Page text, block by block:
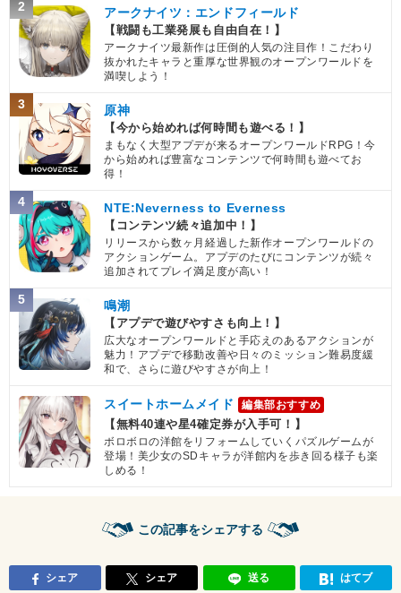
2 アークナイツ：エンドフィールド
【戦闘も工業発展も自由自在！】
アークナイツ最新作は圧倒的人気の注目作！こだわり
抜かれたキャラと重厚な世界観のオープンワールドを
満喫しよう！
3 原神
【今から始めれば何時間も遊べる！】
まもなく大型アプデが来るオープンワールドRPG！今
から始めれば豊富なコンテンツで何時間も遊べてお
得！
4 NTE:Neverness to Everness
【コンテンツ続々追加中！】
リリースから数ヶ月経過した新作オープンワールドの
アクションゲーム。アプデのたびにコンテンツが続々
追加されてプレイ満足度が高い！
5 鳴潮
【アプデで遊びやすさも向上！】
広大なオープンワールドと手応えのあるアクションが
魅力！アプデで移動改善や日々のミッション難易度緩
和で、さらに遊びやすさが向上！
スイートホームメイド 編集部おすすめ
【無料40連や星4確定券が入手可！】
ボロボロの洋館をリフォームしていくパズルゲームが
登場！美少女のSDキャラが洋館内を歩き回る様子も楽
しめる！
この記事をシェアする
シェア シェア 送る はてブ